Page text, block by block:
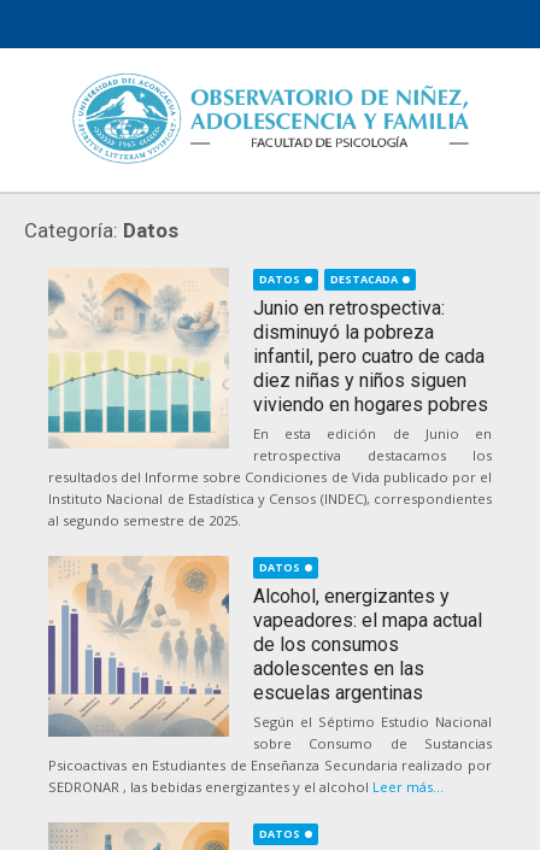
Categoría: Datos
DATOS DESTACADA
Junio en retrospectiva:
disminuyó la pobreza
infantil, pero cuatro de cada
diez niñas y niños siguen
viviendo en hogares pobres
En esta edición de Junio en
retrospectiva destacamos los
resultados del Informe sobre Condiciones de Vida publicado por el
Instituto Nacional de Estadística y Censos (INDEC), correspondientes
al segundo semestre de 2025.
DATOS
Alcohol, energizantes y
vapeadores: el mapa actual
de los consumos
adolescentes en las
escuelas argentinas
Según el Séptimo Estudio Nacional
sobre Consumo de Sustancias
Psicoactivas en Estudiantes de Enseñanza Secundaria realizado por
SEDRONAR , las bebidas energizantes y el alcohol Leer más...
DATOS